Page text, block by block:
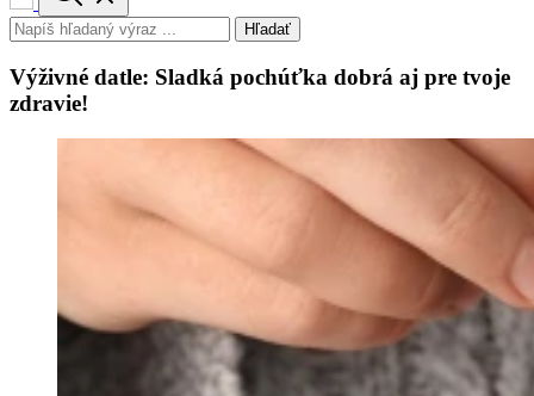
Hľadať
Výživné datle: Sladká pochúťka dobrá aj pre tvoje
zdravie!